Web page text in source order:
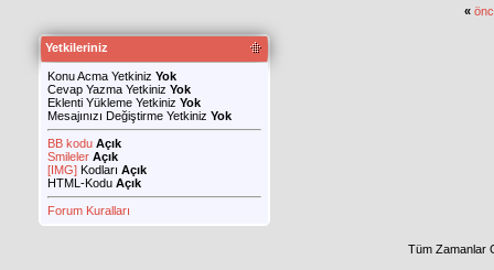
«
Yetkileriniz
Konu Acma Yetkiniz Yok
Cevap Yazma Yetkiniz Yok
Eklenti Yükleme Yetkiniz Yok
Mesajınızı Değiştirme Yetkiniz Yok
BB kodu Açık
Smileler Açık
[IMG] Kodları Açık
HTML-Kodu Açık
Forum Kuralları
Tüm Zamanlar